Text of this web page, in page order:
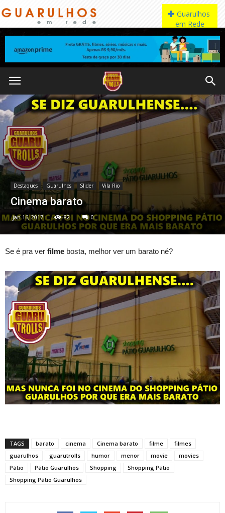
Destaques Guarulhos Slider Vila Rio
Cinema barato
jan 16, 2017 82 0
Se é pra ver filme bosta, melhor ver um barato né?
TAGS barato cinema Cinema barato filme
filmes
guarulhos
guarutrolls humor menor movie
movies
Pátio
Pátio Guarulhos Shopping
Shopping Pátio
Shopping Pátio Guarulhos